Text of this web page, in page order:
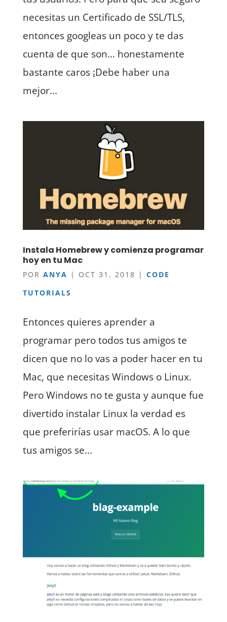
necesitas un Certificado de SSL/TLS,
entonces googleas un poco y te das
cuenta de que son… honestamente
bastante caros ¡Debe haber una
mejor...
Instala Homebrew y comienza programar
hoy en tu Mac
POR ANYA | OCT 31, 2018 | CODE
TUTORIALS
Entonces quieres aprender a
programar pero todos tus amigos te
dicen que no lo vas a poder hacer en tu
Mac, que necesitas Windows o Linux.
Pero Windows no te gusta y aunque fue
divertido instalar Linux la verdad es
que preferirías usar macOS. A lo que
tus amigos se...